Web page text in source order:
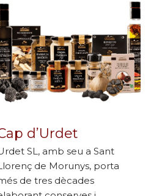
d’Urdet
SL, amb seu a Sant
de Morunys, porta
de tres dècades